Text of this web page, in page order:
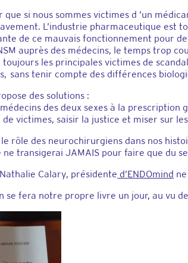
que si nous sommes victimes d ’un
. L’industrie pharmaceutique est
de ce mauvais fonctionnement pour
auprès des médecins, le temps trop
toujours les principales victimes de
sans tenir compte des différences
des solutions :
des deux sexes à la prescription
victimes, saisir la justice et miser sur
rôle des neurochirurgiens dans nos
ne transigerai JAMAIS pour faire que du
Calary, présidente d’ENDOmind
se fera notre propre livre un jour, au vu